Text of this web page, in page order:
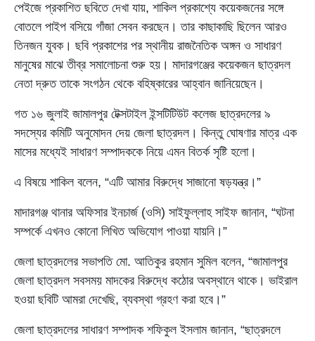
পেইজে প্রকাশিত ছবিতে দেখা যায়, শাকিল প্রকাশ্যে কয়েকজনের সঙ্গে
বোতলে পাইপ বসিয়ে গাঁজা সেবন করছেন। তার কাছাকাছি ছিলেন আরও
তিনজন যুবক। ছবি প্রকাশের পর স্থানীয় রাজনৈতিক অঙ্গন ও সাধারণ
মানুষের মাঝে তীব্র সমালোচনা শুরু হয়। মাদারগঞ্জের কয়েকজন ছাত্রদল
নেতা দ্রুত তাকে সংগঠন থেকে বহিষ্কারের আহ্বান জানিয়েছেন।
গত ১৬ জুলাই জামালপুর টেক্সটাইল ইন্সটিটিউট কলেজ ছাত্রদলের ৯
সদস্যের কমিটি অনুমোদন দেয় জেলা ছাত্রদল। কিন্তু ঘোষণার মাত্র এক
মাসের মধ্যেই সাধারণ সম্পাদককে নিয়ে এমন বিতর্ক সৃষ্টি হলো।
এ বিষয়ে শাকিল বলেন, “এটি আমার বিরুদ্ধে সাজানো ষড়যন্ত্র।”
মাদারগঞ্জ থানার অফিসার ইনচার্জ (ওসি) সাইফুল্লাহ সাইফ জানান, “ঘটনা
সম্পর্কে এখনও কোনো লিখিত অভিযোগ পাওয়া যায়নি।”
জেলা ছাত্রদলের সভাপতি মো. আতিকুর রহমান সুমিল বলেন, “জামালপুর
জেলা ছাত্রদল সবসময় মাদকের বিরুদ্ধে কঠোর অবস্থানে থাকে। ভাইরাল
হওয়া ছবিটি আমরা দেখেছি, ব্যবস্থা গ্রহণ করা হবে।”
জেলা ছাত্রদলের সাধারণ সম্পাদক শফিকুল ইসলাম জানান, “ছাত্রদলে